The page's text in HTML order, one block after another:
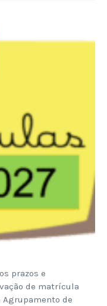
prazos e
de matrícula
Agrupamento de